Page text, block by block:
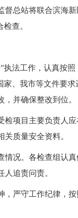
督总站将联合滨海
查。
执法工作，认真按照
家、我市等文件要
并确保整改到位。
检项目主要负责人应
质量安全资料。
情况。各检查组认
追责问责。
，严守工作纪律，